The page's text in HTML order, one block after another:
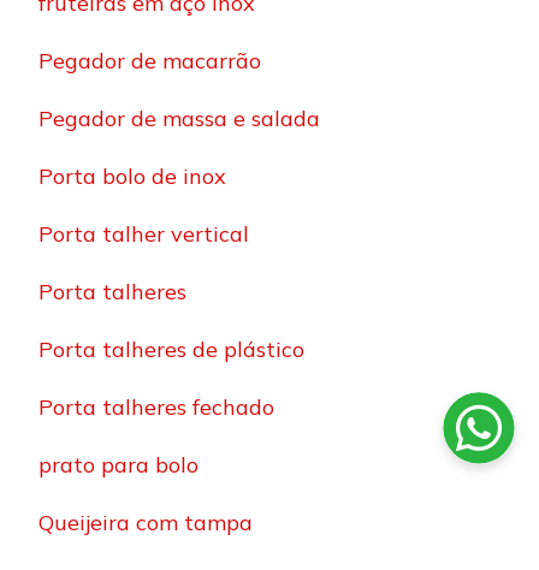
Pegador de macarrão
Pegador de massa e salada
Porta bolo de inox
Porta talher vertical
Porta talheres
Porta talheres de plástico
Porta talheres fechado
prato para bolo
Queijeira com tampa